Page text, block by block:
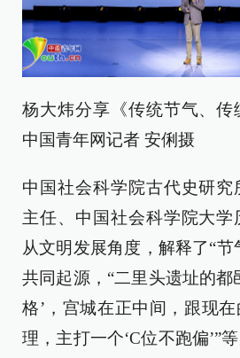
杨大炜分享《传统节气、传
中国青年网记者 安俐摄
中国社会科学院古代史研究
主任、中国社会科学院大
从文明发展角度，解释了“节
共同起源，“二里头遗址的都
格’，宫城在正中间，跟现
理，主打一个‘C位不跑偏’”